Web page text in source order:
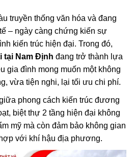
truyền thống văn hóa và đang
– ngày càng chứng kiến sự
kiến trúc hiện đại. Trong đó,
tại Nam Định đang trở thành lựa
gia đình mong muốn một không
vừa tiện nghi, lại tối ưu chi phí.
phong cách kiến trúc đương
biệt thự 2 tầng hiện đại không
mỹ mà còn đảm bảo không gian
với khí hậu địa phương.